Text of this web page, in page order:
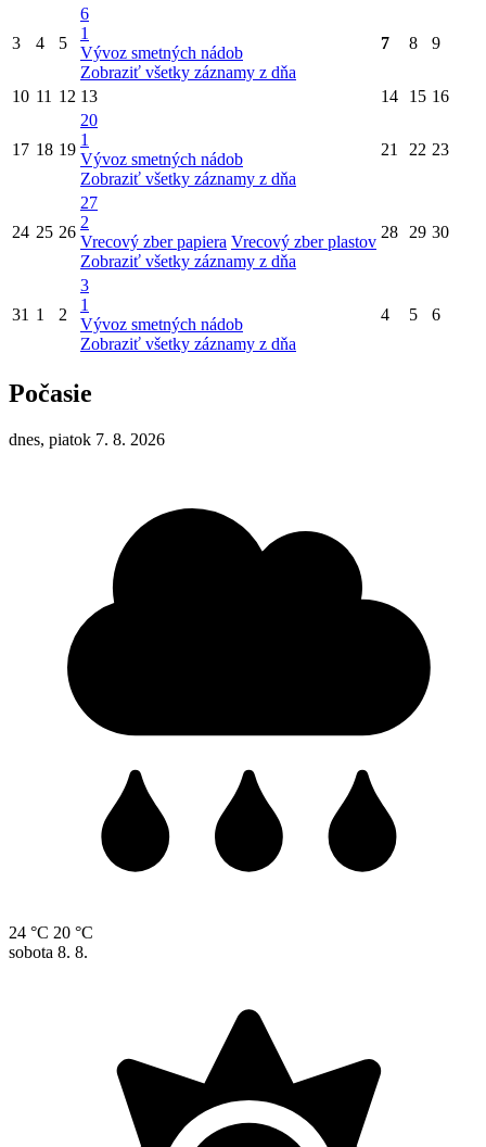
3 4 5
6
1
Vývoz smetných nádob
Zobraziť všetky záznamy z dňa
7 8 9
10 11 12 13 14 15 16
17 18 19
20
1
Vývoz smetných nádob
Zobraziť všetky záznamy z dňa
21 22 23
24 25 26
27
2
Vrecový zber papiera Vrecový zber plastov
Zobraziť všetky záznamy z dňa
28 29 30
31 1 2
3
1
Vývoz smetných nádob
Zobraziť všetky záznamy z dňa
4 5 6
Počasie
dnes, piatok 7. 8. 2026
24 °C 20 °C
sobota 8. 8.